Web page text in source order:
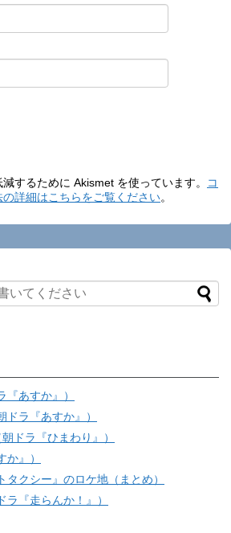
するために Akismet を使っています。
コ
の詳細はこちらをご覧ください。
『あすか』）
ドラ『あすか』）
ドラ『ひまわり』）
』）
タクシー』のロケ地（まとめ）
ラ『走らんか！』）